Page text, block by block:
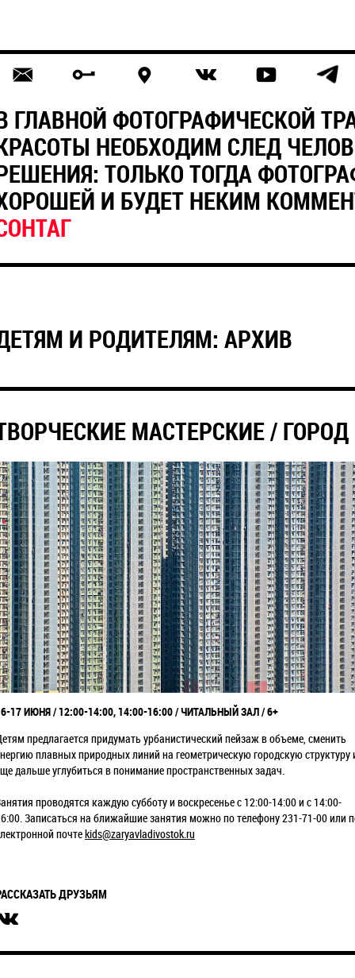
ГЛАВНОЙ ФОТОГРАФИЧЕСКОЙ
НЕОБХОДИМ СЛЕД
ТОЛЬКО ТОГДА
И БУДЕТ НЕКИМ
И РОДИТЕЛЯМ: АРХИВ
МАСТЕРСКИЕ / ГОРОД
17 ИЮНЯ / 12:00-14:00, 14:00-16:00 / ЧИТАЛЬНЫЙ ЗАЛ / 6+
предлагается придумать урбанистический пейзаж в объеме, сменить
плавных природных линий на геометрическую городскую структуру
дальше углубиться в понимание пространственных задач.
проводятся каждую субботу и воскресенье с 12:00-14:00 и с 14:00-
Записаться на ближайшие занятия можно по телефону 231-71-00 или
почтеkids@zaryavladivostok.ru
ДРУЗЬЯМ